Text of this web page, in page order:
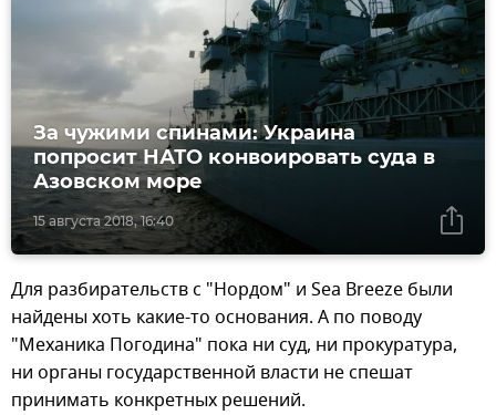
15 августа 2018, 16:40
За чужими спинами: Украина
попросит НАТО конвоировать суда в
Азовском море
Для разбирательств с "Нордом" и Sea Breeze были
найдены хоть какие-то основания. А по поводу
"Механика Погодина" пока ни суд, ни прокуратура,
ни органы государственной власти не спешат
принимать конкретных решений.